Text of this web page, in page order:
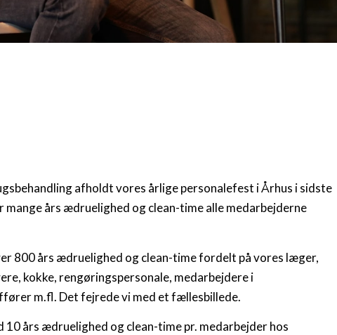
afholdt vores årlige personalefest i Århus i sidste
mange års ædruelighed og clean-time alle medarbejderne
800 års ædruelighed og clean-time fordelt på vores læger,
kokke, rengøringspersonale, medarbejdere i
m.fl. Det fejrede vi med et fællesbillede.
10 års ædruelighed og clean-time pr. medarbejder hos